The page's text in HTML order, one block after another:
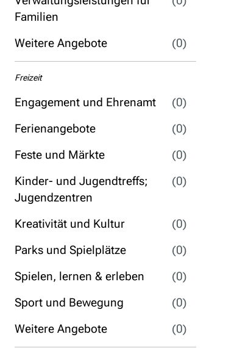
Familien
Weitere Angebote (0)
Freizeit
Engagement und Ehrenamt
(0)
Ferienangebote
(0)
Feste und Märkte
(0)
Kinder- und Jugendtreffs;
Jugendzentren
(0)
Kreativität und Kultur
(0)
Parks und Spielplätze
(0)
Spielen, lernen & erleben
(0)
Sport und Bewegung
(0)
Weitere Angebote
(0)